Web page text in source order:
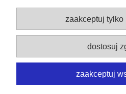
© Copyright 2014-2026
Wszelkie prawa
zaakceptuj
dostosuj
zaakceptuj